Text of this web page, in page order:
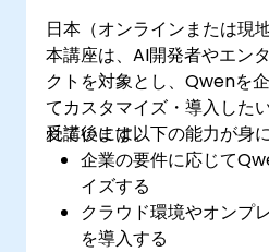
日本（オンラインまたは現
本講座は、AI開発者やエン
クトを対象とし、Qwenを
てカスタマイズ・導入した
れています。
受講後には以下の能力が身
企業の要件に応じて
イズする
クラウド環境やオンプ
を導入する